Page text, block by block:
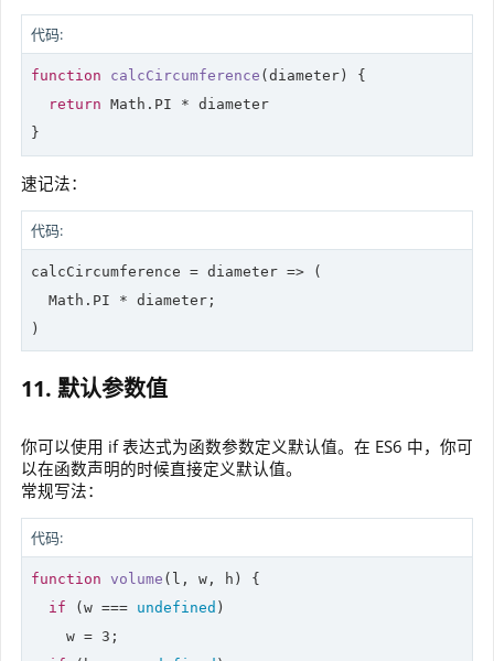
代码:
function calcCircumference ( diameter ) {
return Math .PI * diameter
}
速记法：
代码:
calcCircumference = diameter => (
Math .PI * diameter;
)
11. 默认参数值
你可以使用 if 表达式为函数参数定义默认值。在 ES6 中，你可
以在函数声明的时候直接定义默认值。
常规写法：
代码:
function volume ( l, w, h ) {
if (w === undefined )
    w =
3 ;